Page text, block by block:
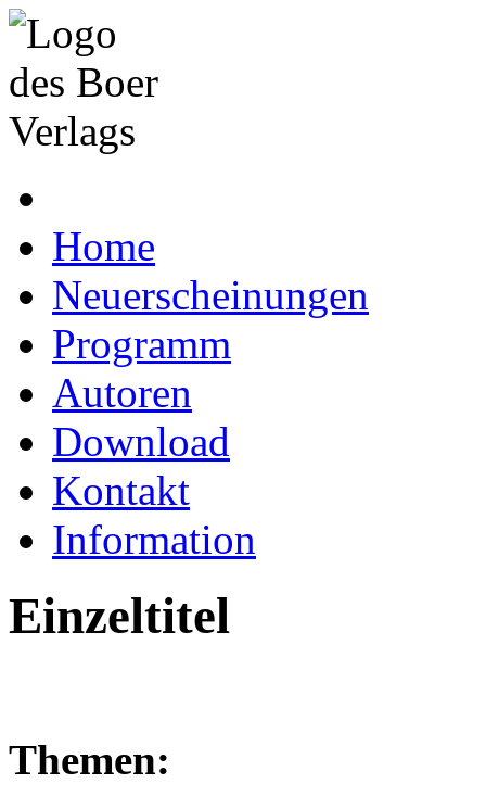
Home
Neuerscheinungen
Programm
Autoren
Download
Kontakt
Information
Einzeltitel
Themen: